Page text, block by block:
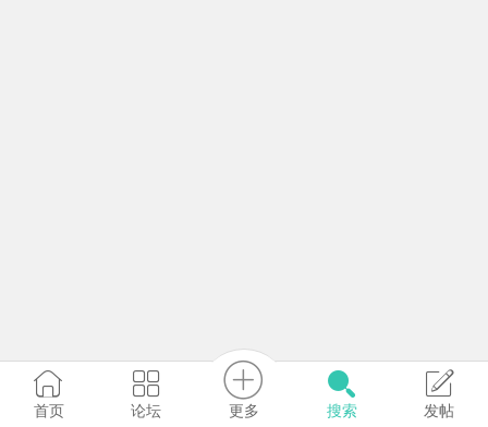
首页 论坛 更多 搜索 发帖